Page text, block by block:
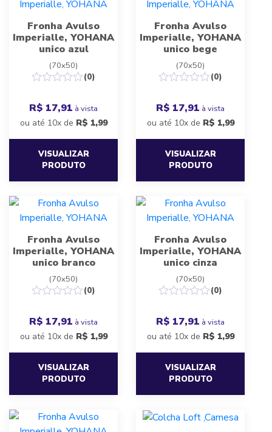
Fronha Avulso
Imperialle, YOHANA
unico azul
(70x50)
(0)
R$ 17,91 à vista
ou até 10x de R$ 1,99
VISUALIZAR
PRODUTO
Fronha Avulso
Imperialle, YOHANA
unico bege
(70x50)
(0)
R$ 17,91 à vista
ou até 10x de R$ 1,99
VISUALIZAR
PRODUTO
Fronha Avulso
Imperialle, YOHANA
unico branco
(70x50)
(0)
R$ 17,91 à vista
ou até 10x de R$ 1,99
VISUALIZAR
PRODUTO
Fronha Avulso
Imperialle, YOHANA
unico cinza
(70x50)
(0)
R$ 17,91 à vista
ou até 10x de R$ 1,99
VISUALIZAR
PRODUTO